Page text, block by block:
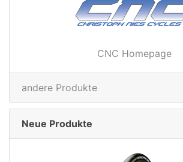
CNC Homepage
andere Produkte
Neue Produkte